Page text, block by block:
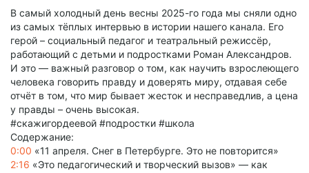
В самый холодный день весны 2025-го года мы сняли одно
из самых тёплых интервью в истории нашего канала. Его
герой – социальный педагог и театральный режиссёр,
работающий с детьми и подростками Роман Александров.
И это — важный разговор о том, как научить взрослеющего
человека говорить правду и доверять миру, отдавая себе
отчёт в том, что мир бывает жесток и несправедлив, а цена
у правды – очень высокая.
#скажигордеевой #подростки #школа
Содержание:
0:00 «11 апреля. Снег в Петербурге. Это не повторится»
2:16 «Это педагогический и творческий вызов» — как